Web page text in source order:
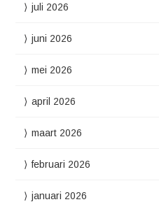
juli 2026
juni 2026
mei 2026
april 2026
maart 2026
februari 2026
januari 2026